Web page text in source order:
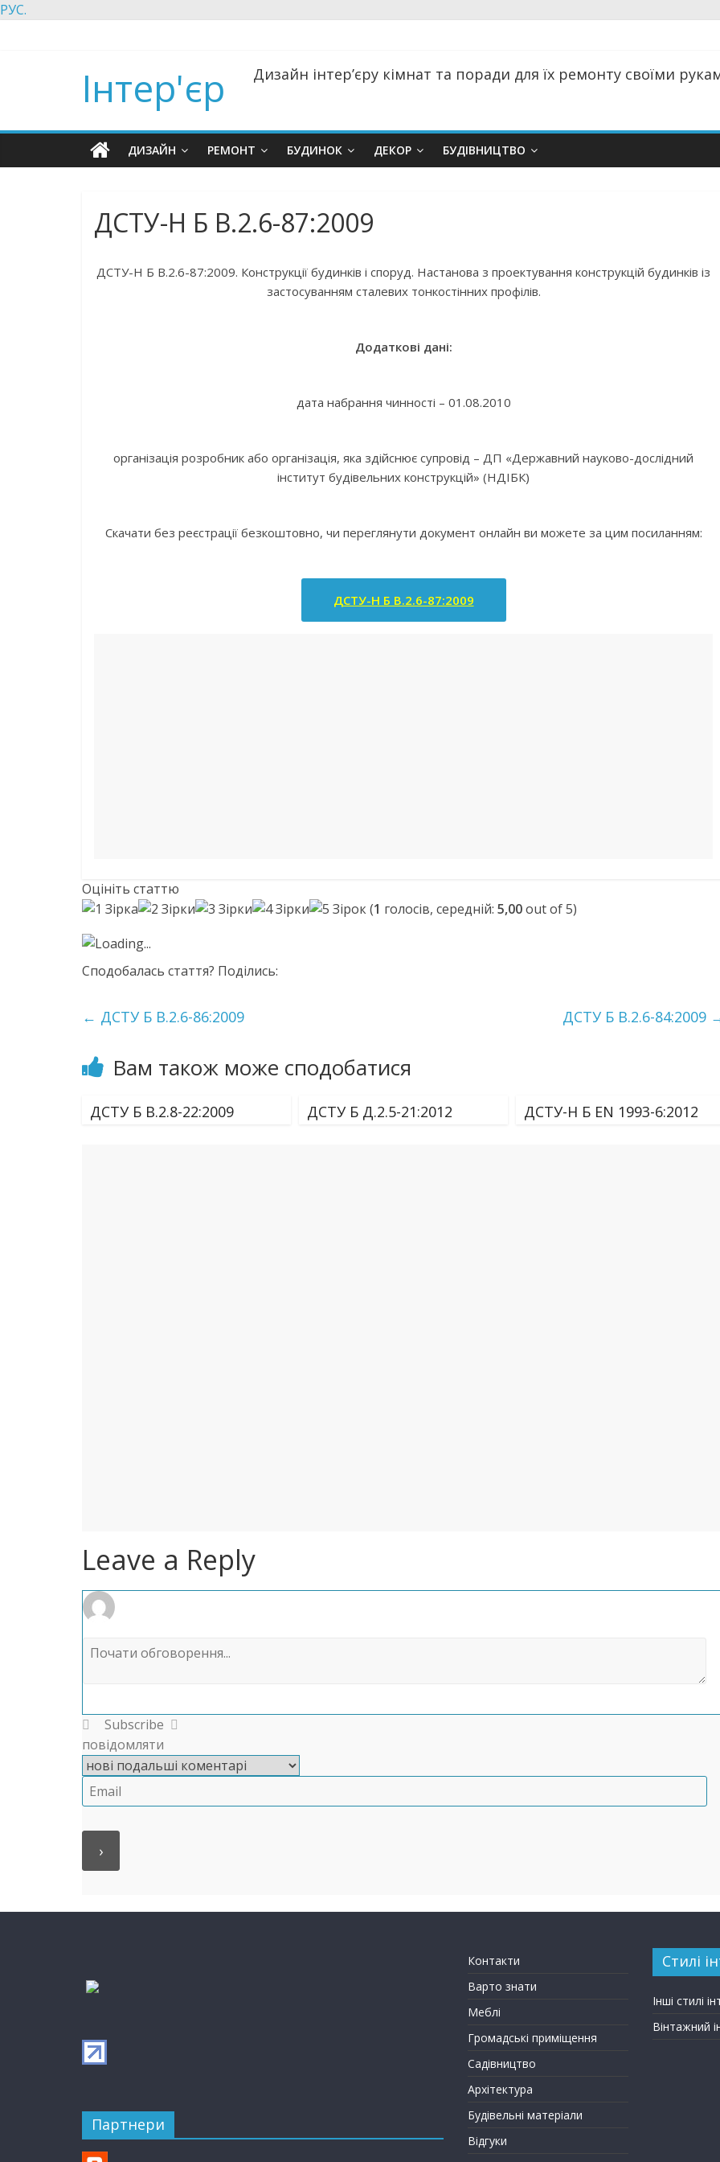
РУС.
Інтер'єр Дизайн інтер’єру кімнат та поради для їх ремонту своїми
ДИЗАЙН РЕМОНТ БУДИНОК ДЕКОР БУДІВНИЦТВО
ДСТУ-Н Б В.2.6-87:2009
ДСТУ-Н Б В.2.6-87:2009. Конструкції будинків і споруд. Настанова з проектування конструкцій будинків із
застосуванням сталевих тонкостінних профілів.
Додаткові дані:
дата набрання чинності – 01.08.2010
організація розробник або організація, яка здійснює супровід – ДП «Державний науково-дослідний
інститут будівельних конструкцій» (НДІБК)
Скачати без реєстрації безкоштовно, чи переглянути документ онлайн ви можете за цим посиланням:
ДСТУ-Н Б В.2.6-87:2009
Оцініть статтю
(1 голосів, середній: 5,00out of 5)
Loading...
Сподобалась стаття? Поділись:
← ДСТУ Б В.2.6-86:2009 ДСТУ Б В.2.6-84:2009
Вам також може сподобатися
ДСТУ Б В.2.8-22:2009 ДСТУ Б Д.2.5-21:2012 ДСТУ-Н Б EN 1993-6:2012
Leave a Reply
Subscribe
повідомляти
Партнери
Контакти
Варто знати
Меблі
Громадські приміщення
Садівництво
Архітектура
Будівельні матеріали
Відгуки
Стилі
Інші стилі
Вінтажний